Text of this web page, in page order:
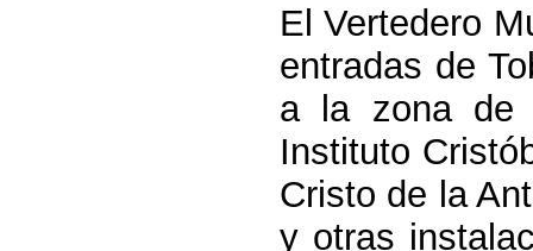
El Vertedero
entradas de
a la zona de
Instituto
Cristo de la
y otras